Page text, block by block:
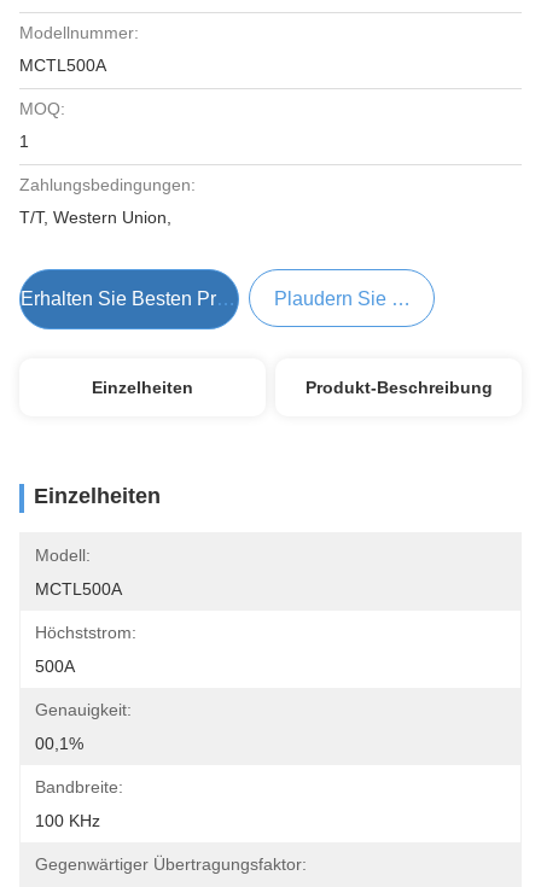
Modellnummer:
MCTL500A
MOQ:
1
Zahlungsbedingungen:
T/T, Western Union,
Erhalten Sie Besten Preis Plaudern Sie Jetzt
Einzelheiten Produkt-Beschreibung
Einzelheiten
Modell:
MCTL500A
Höchststrom:
500A
Genauigkeit:
00,1%
Bandbreite:
100 KHz
Gegenwärtiger Übertragungsfaktor: